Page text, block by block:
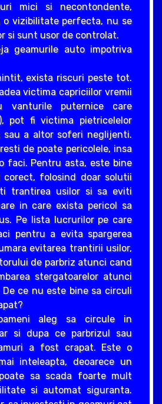
mici si necontondente,
o vizibilitate perfecta, nu se
si sunt usor de controlat.
geamurile auto impotriva
exista riscuri peste tot.
victima capriciilor vremii
vanturile puternice care
pot fi victima pietricelelor
sau a altor soferi neglijenti.
de poate pericolele, insa
faci. Pentru asta, este bine
corect, folosind doar solutii
trantirea usilor si sa eviti
in care exista pericol sa
Pe lista lucrurilor pe care
pentru a evita spargerea
evitarea trantirii usilor,
de parbriz atunci cand
stergatoarelor atunci
ce nu este bine sa circuli
aleg sa circule in
si dupa ce parbrizul sau
a fost crapat. Este o
inteleapta, deoarece un
sa scada foarte mult
si automat siguranta.